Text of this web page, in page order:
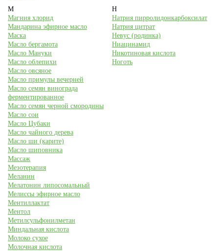
М
Магния хлорид
Мандарина эфирное масло
Маска
Масло бергамота
Масло Мануки
Масло облепихи
Масло овсяное
Масло примулы вечерней
Масло семян винограда
ферментированное
Масло семян черной смородины
Масло сои
Масло Цубаки
Масло чайного дерева
Масло ши (карите)
Масло шиповника
Массаж
Мезотерапия
Меланин
Мелатонин липосомальный
Мелиссы эфирное масло
Ментиллактат
Ментол
Метилсульфонилметан
Миндальная кислота
Молоко сухое
Молочная кислота
Н
Натрия пирролидонкарбоксилат
Натрия цитрат
Невус (родинка)
Ниацинамид
Никотиновая кислота
Ноготь